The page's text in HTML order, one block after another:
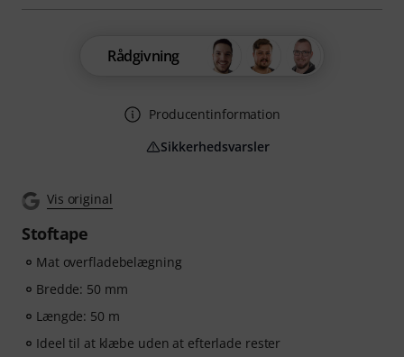
Vis original
Stoftape
Mat overfladebelægning
Bredde: 50 mm
Længde: 50 m
Ideel til at klæbe uden at efterlade rester
Rådgivning
Producentinformation
Sikkerhedsvarsler